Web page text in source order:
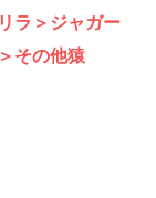
ラ＞ジャガー
その他猿